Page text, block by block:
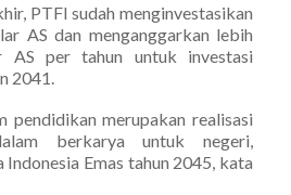
PTFI sudah menginvestasikan
AS dan menganggarkan lebih
per tahun untuk investasi
2041.
pendidikan merupakan realisasi
berkarya untuk negeri,
Emas tahun 2045, kata